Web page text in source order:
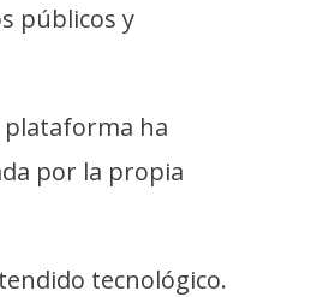
públicos y
plataforma ha
por la propia
tecnológico.